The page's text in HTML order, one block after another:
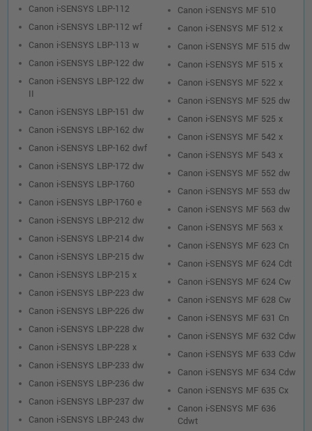
Canon i-SENSYS LBP-112
Canon i-SENSYS LBP-112 wf
Canon i-SENSYS LBP-113 w
Canon i-SENSYS LBP-122 dw
Canon i-SENSYS LBP-122 dw
II
Canon i-SENSYS LBP-151 dw
Canon i-SENSYS LBP-162 dw
Canon i-SENSYS LBP-162 dwf
Canon i-SENSYS LBP-172 dw
Canon i-SENSYS LBP-1760
Canon i-SENSYS LBP-1760 e
Canon i-SENSYS LBP-212 dw
Canon i-SENSYS LBP-214 dw
Canon i-SENSYS LBP-215 dw
Canon i-SENSYS LBP-215 x
Canon i-SENSYS LBP-223 dw
Canon i-SENSYS LBP-226 dw
Canon i-SENSYS LBP-228 dw
Canon i-SENSYS LBP-228 x
Canon i-SENSYS LBP-233 dw
Canon i-SENSYS LBP-236 dw
Canon i-SENSYS LBP-237 dw
Canon i-SENSYS LBP-243 dw
Canon i-SENSYS MF 510
Canon i-SENSYS MF 512 x
Canon i-SENSYS MF 515 dw
Canon i-SENSYS MF 515 x
Canon i-SENSYS MF 522 x
Canon i-SENSYS MF 525 dw
Canon i-SENSYS MF 525 x
Canon i-SENSYS MF 542 x
Canon i-SENSYS MF 543 x
Canon i-SENSYS MF 552 dw
Canon i-SENSYS MF 553 dw
Canon i-SENSYS MF 563 dw
Canon i-SENSYS MF 563 x
Canon i-SENSYS MF 623 Cn
Canon i-SENSYS MF 624 Cdt
Canon i-SENSYS MF 624 Cw
Canon i-SENSYS MF 628 Cw
Canon i-SENSYS MF 631 Cn
Canon i-SENSYS MF 632 Cdw
Canon i-SENSYS MF 633 Cdw
Canon i-SENSYS MF 634 Cdw
Canon i-SENSYS MF 635 Cx
Canon i-SENSYS MF 636
Cdwt